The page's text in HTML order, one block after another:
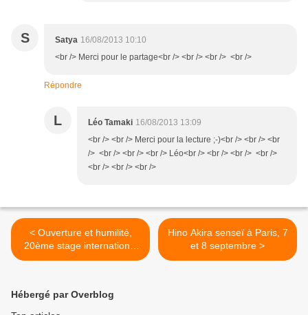
S Satya 16/08/2013 10:10
<br /> Merci pour le partage<br /> <br /> <br /> <br />
Répondre
L Léo Tamaki 16/08/2013 13:09
<br /> <br /> Merci pour la lecture ;-)<br /> <br /> <br
/> <br /> <br /> <br /> Léo<br /> <br /> <br /> <br />
<br /> <br /> <br />
< Ouverture et humilité,
20ème stage international
de Koksijde de Michel
Hino Akira senseï à Paris, 7
et 8 septembre >
Hébergé par Overblog